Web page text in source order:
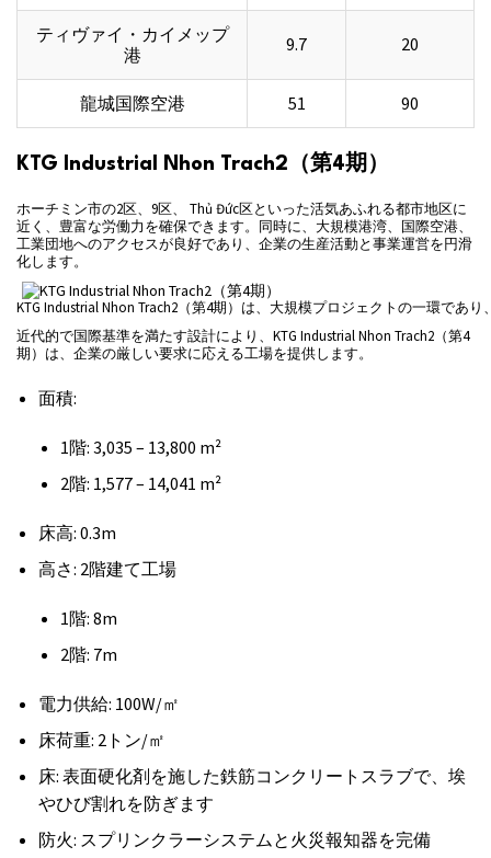
ティヴァイ・カイメップ
港
9.7 20
龍城国際空港 51 90
KTG Industrial Nhon Trach2（第4期）
ホーチミン市の2区、9区、 Thủ Đức区といった活気あふれる都市地区に
近く、豊富な労働力を確保できます。同時に、大規模港湾、国際空港、
工業団地へのアクセスが良好であり、企業の生産活動と事業運営を円滑
化します。
KTG Industrial Nhon Trach2（第4期）は、大規模プロジェクトの一環であ
近代的で国際基準を満たす設計により、KTG Industrial Nhon Trach2（第4
期）は、企業の厳しい要求に応える工場を提供します。
面積:
1階: 3,035 – 13,800 m²
2階: 1,577 – 14,041 m²
床高: 0.3m
高さ: 2階建て工場
1階: 8m
2階: 7m
電力供給: 100W/㎡
床荷重: 2トン/㎡
床: 表面硬化剤を施した鉄筋コンクリートスラブで、埃
やひび割れを防ぎます
防火: スプリンクラーシステムと火災報知器を完備